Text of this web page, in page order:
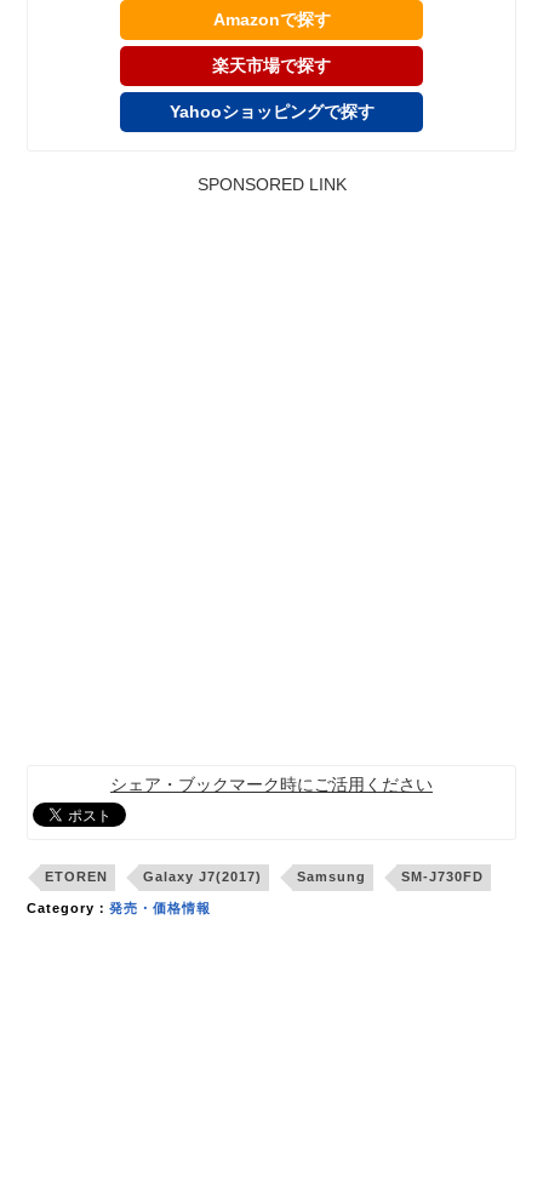
Amazonで探す
楽天市場で探す
Yahooショッピングで探す
SPONSORED LINK
シェア・ブックマーク時にご活用ください
ETOREN Galaxy J7(2017) Samsung SM-J730FD
Category：発売・価格情報